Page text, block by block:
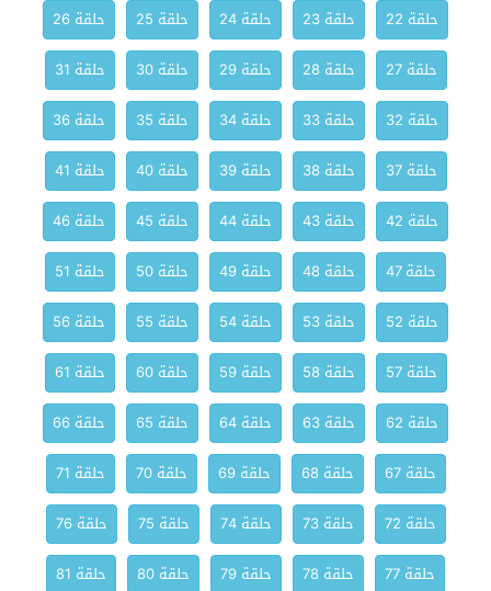
حلقة 22
حلقة 23 حلقة 24 حلقة 25
حلقة 26
حلقة 27
حلقة 28 حلقة 29 حلقة 30
حلقة 31
حلقة 32
حلقة 33 حلقة 34 حلقة 35
حلقة 36
حلقة 37
حلقة 38 حلقة 39 حلقة 40
حلقة 41
حلقة 42
حلقة 43 حلقة 44 حلقة 45
حلقة 46
حلقة 47
حلقة 48 حلقة 49 حلقة 50
حلقة 51
حلقة 52
حلقة 53 حلقة 54 حلقة 55
حلقة 56
حلقة 57
حلقة 58 حلقة 59 حلقة 60
حلقة 61
حلقة 62
حلقة 63 حلقة 64 حلقة 65
حلقة 66
حلقة 67
حلقة 68 حلقة 69 حلقة 70
حلقة 71
حلقة 72
حلقة 73 حلقة 74 حلقة 75
حلقة 76
حلقة 77
حلقة 78 حلقة 79 حلقة 80
حلقة 81